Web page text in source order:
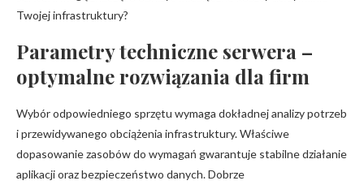
Twojej infrastruktury?
Parametry techniczne serwera –
optymalne rozwiązania dla firm
Wybór odpowiedniego sprzętu wymaga dokładnej analizy potrzeb
i przewidywanego obciążenia infrastruktury. Właściwe
dopasowanie zasobów do wymagań gwarantuje stabilne działanie
aplikacji oraz bezpieczeństwo danych. Dobrze